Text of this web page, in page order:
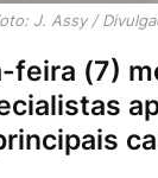
J. Assy /
feira (7)